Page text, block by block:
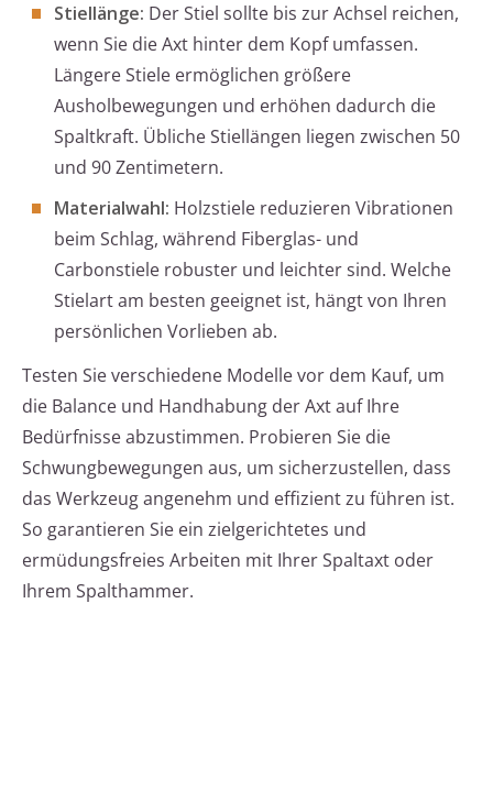
Stiellänge: Der Stiel sollte bis zur Achsel reichen,
wenn Sie die Axt hinter dem Kopf umfassen.
Längere Stiele ermöglichen größere
Ausholbewegungen und erhöhen dadurch die
Spaltkraft. Übliche Stiellängen liegen zwischen 50
und 90 Zentimetern.
Materialwahl: Holzstiele reduzieren Vibrationen
beim Schlag, während Fiberglas- und
Carbonstiele robuster und leichter sind. Welche
Stielart am besten geeignet ist, hängt von Ihren
persönlichen Vorlieben ab.
Testen Sie verschiedene Modelle vor dem Kauf, um
die Balance und Handhabung der Axt auf Ihre
Bedürfnisse abzustimmen. Probieren Sie die
Schwungbewegungen aus, um sicherzustellen, dass
das Werkzeug angenehm und effizient zu führen ist.
So garantieren Sie ein zielgerichtetes und
ermüdungsfreies Arbeiten mit Ihrer Spaltaxt oder
Ihrem Spalthammer.